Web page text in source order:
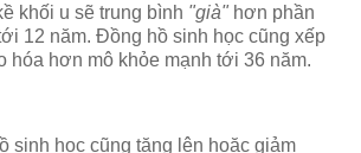
khối u sẽ trung bình "già" hơn phần
12 năm. Đồng hồ sinh học cũng xếp
hóa hơn mô khỏe mạnh tới 36 năm.
sinh học cũng tăng lên hoặc giảm